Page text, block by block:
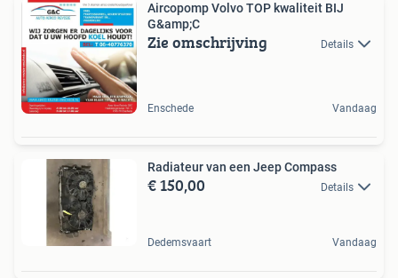
Aircopomp Volvo TOP kwaliteit BIJ
G&amp;C
Zie omschrijving Details
Enschede Vandaag
Radiateur van een Jeep Compass
€ 150,00 Details
Dedemsvaart Vandaag